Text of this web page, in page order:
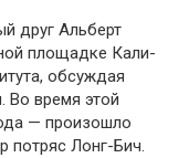
друг Альберт
площадке Кали­
обсуждая
Во время этой
— произошло
потряс Лонг-Бич.